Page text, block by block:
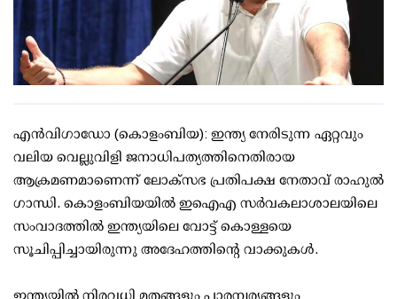
എന്‍വിഗാഡോ (കൊളംബിയ): ഇന്ത്യ നേരിടുന്ന ഏറ്റവും
വലിയ വെല്ലുവിളി ജനാധിപത്യത്തിനെതിരായ
ആക്രമണമാണെന്ന് ലോക്സഭ പ്രതിപക്ഷ നേതാവ് രാഹുല്‍
ഗാന്ധി. കൊളംബിയയില്‍ ഇഐഎ സര്‍വകലാശാലയിലെ
സംവാദത്തില്‍ ഇന്ത്യയിലെ വോട്ട് കൊള്ളയെ
സൂചിപ്പിച്ചായിരുന്നു അദേഹത്തിന്റെ വാക്കുകള്‍.
ഇന്ത്യയില്‍ നിരവധി മതങ്ങളും പാരമ്പര്യങ്ങളും